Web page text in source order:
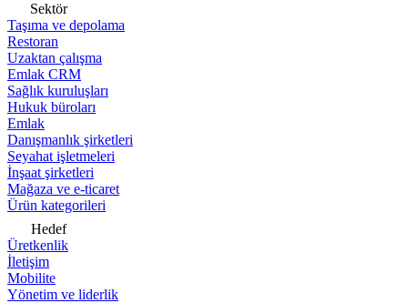
Sektör
Taşıma ve depolama
Restoran
Uzaktan çalışma
Emlak CRM
Sağlık kuruluşları
Hukuk büroları
Emlak
Danışmanlık şirketleri
Seyahat işletmeleri
İnşaat şirketleri
Mağaza ve e-ticaret
Ürün kategorileri
Hedef
Üretkenlik
İletişim
Mobilite
Yönetim ve liderlik